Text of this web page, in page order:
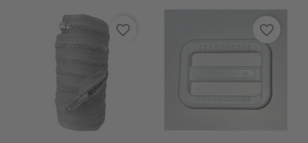
favorite_border favorite_border